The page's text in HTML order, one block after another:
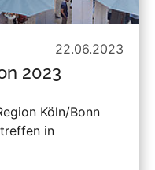
22.06.2023
2023
Köln/Bonn
in